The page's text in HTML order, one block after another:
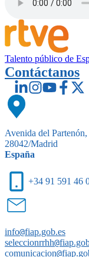
Talento público de
Contáctanos
Avenida del
28042/Madrid
España
+34 91 591 46
info@fiap.gob.es
seleccionrrhh@
comunicacion@